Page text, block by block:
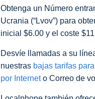
Obtenga un Número
Ucrania (“Lvov”) para
inicial $6.00 y el coste
Desvíe llamadas a su
nuestras bajas tarifas
por Interneto Correo de